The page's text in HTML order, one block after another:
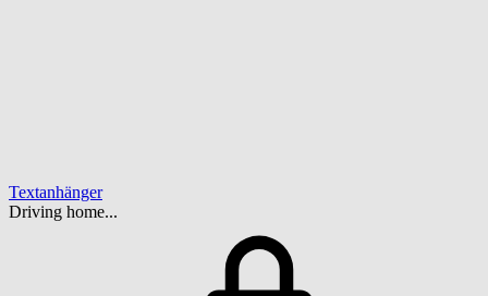
Textanhänger
Driving home...